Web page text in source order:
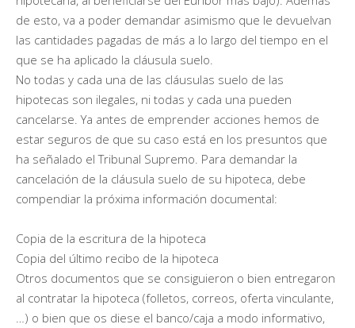
de esto, va a poder demandar asimismo que le devuelvan
las cantidades pagadas de más a lo largo del tiempo en el
que se ha aplicado la cláusula suelo.
No todas y cada una de las cláusulas suelo de las
hipotecas son ilegales, ni todas y cada una pueden
cancelarse. Ya antes de emprender acciones hemos de
estar seguros de que su caso está en los presuntos que
ha señalado el Tribunal Supremo. Para demandar la
cancelación de la cláusula suelo de su hipoteca, debe
compendiar la próxima información documental:
Copia de la escritura de la hipoteca
Copia del último recibo de la hipoteca
Otros documentos que se consiguieron o bien entregaron
al contratar la hipoteca (folletos, correos, oferta vinculante,
…) o bien que os diese el banco/caja a modo informativo,